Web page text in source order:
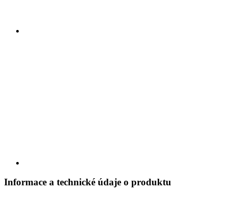
Informace a technické údaje o produktu